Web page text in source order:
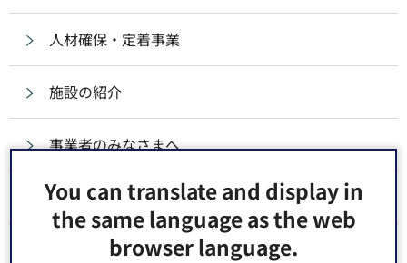
You can translate and display in
the same language as the web
browser language.
人材確保・定着事業
施設の紹介
事業者のみなさまへ
福祉サービス第三者評価
障害者支援に係る事業者向け補助金